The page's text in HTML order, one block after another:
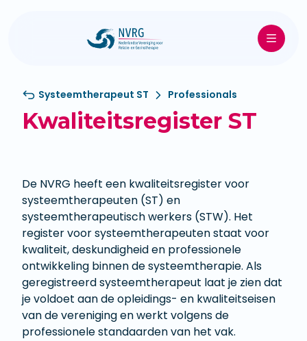
Systeemtherapeut ST Professionals
Kwaliteitsregister ST
De NVRG heeft een kwaliteitsregister voor
systeemtherapeuten (ST) en
systeemtherapeutisch werkers (STW). Het
register voor systeemtherapeuten staat voor
kwaliteit, deskundigheid en professionele
ontwikkeling binnen de systeemtherapie. Als
geregistreerd systeemtherapeut laat je zien dat
je voldoet aan de opleidings- en kwaliteitseisen
van de vereniging en werkt volgens de
professionele standaarden van het vak.